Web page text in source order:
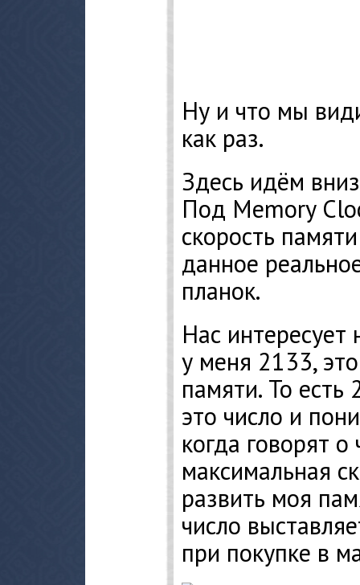
Ну и что мы
как раз.
Здесь идём
Под Memory
скорость
данное
планок.
Нас
у меня 2133,
памяти. То
это число и
когда говорят
максимальная
развить моя
число
при покупке в